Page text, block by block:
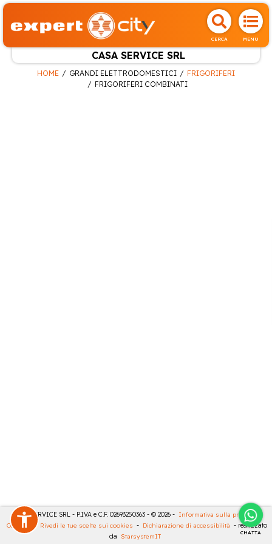
CERCA MENU
CASA SERVICE SRL
CHATTA
HOME GRANDI ELETTRODOMESTICI
FRIGORIFERI
FRIGORIFERI COMBINATI
CASA SERVICE SRL - P.IVA e C.F. 02693250363 - © 2026 - Informativa sulla privacy -
Cookies
- Rivedi le tue scelte sui cookies - Dichiarazione di accessibilità - realizzato
da StarsystemIT